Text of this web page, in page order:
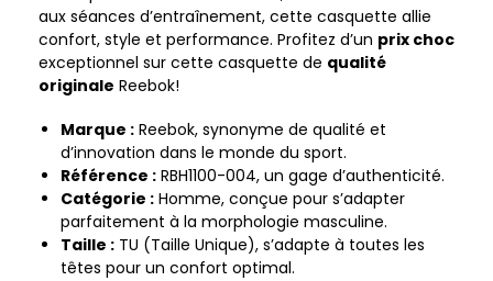
aux séances d’entraînement, cette casquette allie
confort, style et performance. Profitez d’un prix choc
exceptionnel sur cette casquette de qualité
originale Reebok!
Marque : Reebok, synonyme de qualité et
d’innovation dans le monde du sport.
Référence : RBH1100-004, un gage d’authenticité.
Catégorie : Homme, conçue pour s’adapter
parfaitement à la morphologie masculine.
Taille : TU (Taille Unique), s’adapte à toutes les
têtes pour un confort optimal.